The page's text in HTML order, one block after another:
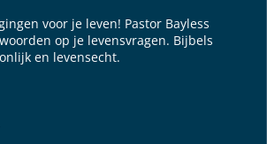
voor je leven! Pastor Bayless
op je levensvragen. Bijbels
en levensecht.